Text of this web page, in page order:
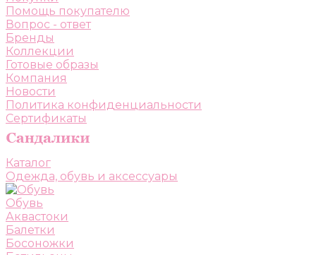
Помощь покупателю
Вопрос - ответ
Бренды
Коллекции
Готовые образы
Компания
Новости
Политика конфиденциальности
Сертификаты
Каталог
Одежда, обувь и аксессуары
Обувь
Аквастоки
Балетки
Босоножки